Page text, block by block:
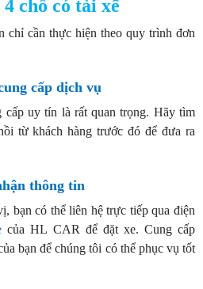
chỗ có tài xế
cần thực hiện theo quy trình đơn
cấp dịch vụ
cấp uy tín là rất quan trọng. Hãy tìm
từ khách hàng trước đó để đưa ra
thông tin
bạn có thể liên hệ trực tiếp qua điện
của HL CAR để đặt xe. Cung cấp
bạn để chúng tôi có thể phục vụ tốt